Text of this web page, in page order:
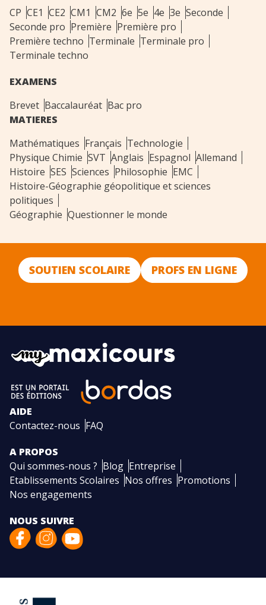
CP CE1 CE2 CM1 CM2 6e 5e 4e 3e Seconde
Seconde pro Première Première pro
Première techno Terminale Terminale pro
Terminale techno
EXAMENS
Brevet Baccalauréat Bac pro
MATIERES
Mathématiques Français Technologie
Physique Chimie SVT Anglais Espagnol Allemand
Histoire SES Sciences Philosophie EMC
Histoire-Géographie géopolitique et sciences
politiques
Géographie Questionner le monde
SOUTIEN SCOLAIRE PROFS EN LIGNE
AIDE
Contactez-nous FAQ
A PROPOS
Qui sommes-nous ? Blog Entreprise
Etablissements Scolaires Nos offres Promotions
Nos engagements
NOUS SUIVRE